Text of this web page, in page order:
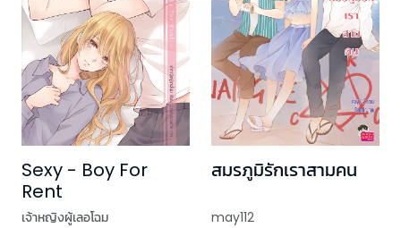
Sexy - Boy For
Rent
เจ้าหญิงผู้เลอโฉม
สมรภูมิรักเราสามคน
may112